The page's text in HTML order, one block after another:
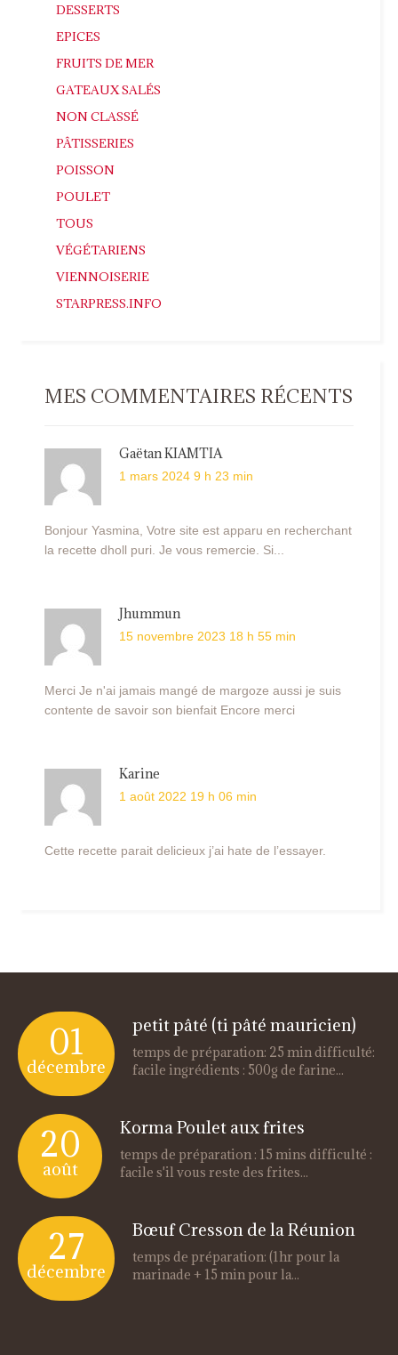
DESSERTS
EPICES
FRUITS DE MER
GATEAUX SALÉS
NON CLASSÉ
PÂTISSERIES
POISSON
POULET
TOUS
VÉGÉTARIENS
VIENNOISERIE
STARPRESS.INFO
MES COMMENTAIRES RÉCENTS
Gaëtan KIAMTIA
1 mars 2024 9 h 23 min
Bonjour Yasmina, Votre site est apparu en recherchant
la recette dholl puri. Je vous remercie. Si...
Jhummun
15 novembre 2023 18 h 55 min
Merci Je n'ai jamais mangé de margoze aussi je suis
contente de savoir son bienfait Encore merci
Karine
1 août 2022 19 h 06 min
Cette recette parait delicieux j’ai hate de l’essayer.
01
décembre
petit pâté (ti pâté mauricien)
temps de préparation: 25 min difficulté:
facile ingrédients : 500g de farine...
20
août
Korma Poulet aux frites
temps de préparation : 15 mins difficulté :
facile s'il vous reste des frites...
27
décembre
Bœuf Cresson de la Réunion
temps de préparation: (1hr pour la
marinade + 15 min pour la...